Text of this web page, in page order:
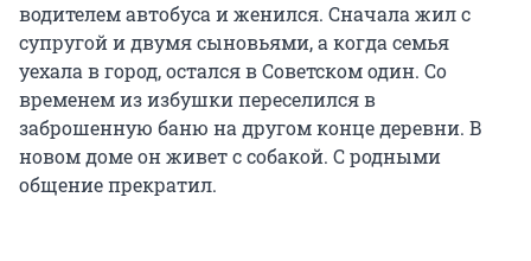
водителем автобуса и женился. Сначала жил с
супругой и двумя сыновьями, а когда семья
уехала в город, остался в Советском один. Со
временем из избушки переселился в
заброшенную баню на другом конце деревни. В
новом доме он живет с собакой. С родными
общение прекратил.